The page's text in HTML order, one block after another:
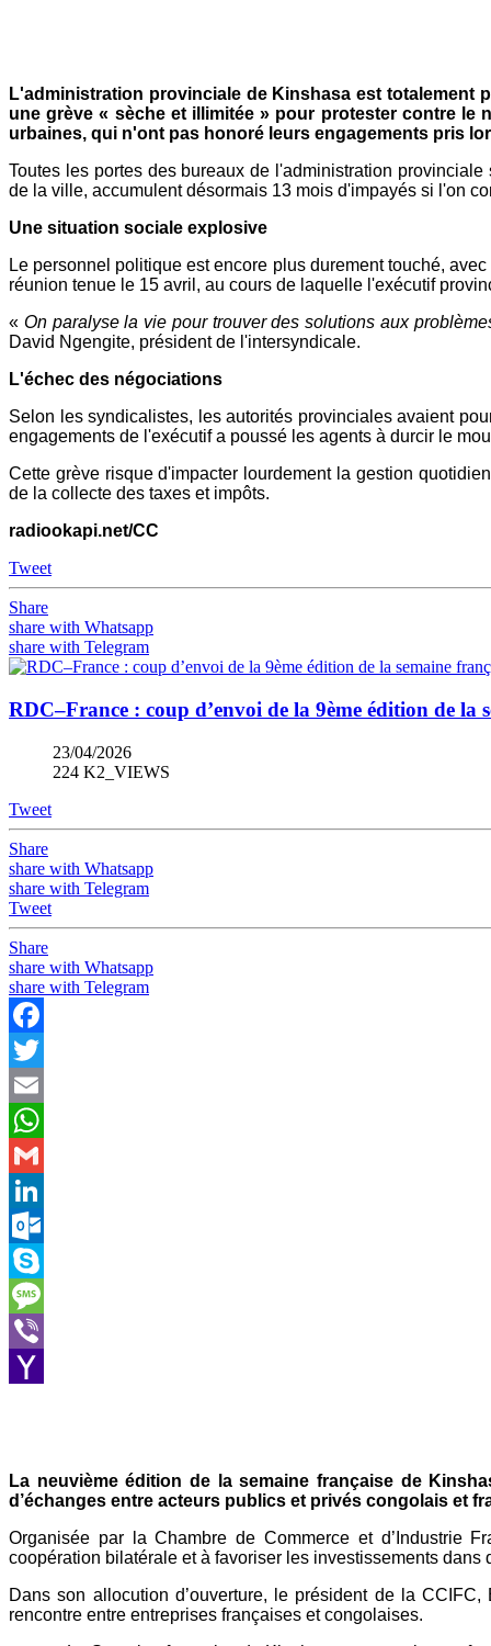
L'administration provinciale de Kinshasa est totalement
une grève « sèche et illimitée » pour protester contre le
urbaines, qui n'ont pas honoré leurs engagements pris
Toutes les portes des bureaux de l'administration
de la ville, accumulent désormais 13 mois d'impayés si l'on
Une situation sociale explosive
Le personnel politique est encore plus durement touché,
réunion tenue le 15 avril, au cours de laquelle l'exécutif
« On paralyse la vie pour trouver des solutions aux
David Ngengite, président de l'intersyndicale.
L'échec des négociations
Selon les syndicalistes, les autorités provinciales avaient
engagements de l'exécutif a poussé les agents à durcir le
Cette grève risque d'impacter lourdement la gestion
de la collecte des taxes et impôts.
radiookapi.net/CC
Tweet
Share
share with Whatsapp
share with Telegram
RDC–France : coup d’envoi de la 9ème édition de la
23/04/2026
224 K2_VIEWS
Tweet
Share
share with Whatsapp
share with Telegram
Tweet
Share
share with Whatsapp
share with Telegram
Facebook
Twitter
Email
WhatsApp
Gmail
LinkedIn
Outlook.com
Skype
Message
Viber
La neuvième édition de la semaine française de
d’échanges entre acteurs publics et privés congolais et
Organisée par la Chambre de Commerce et d’Industrie
coopération bilatérale et à favoriser les investissements dans
Dans son allocution d’ouverture, le président de la
rencontre entre entreprises françaises et congolaises.